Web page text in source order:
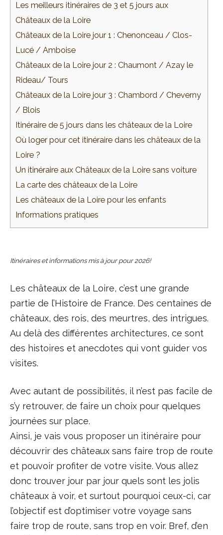
Les meilleurs itinéraires de 3 et 5 jours aux
Châteaux de la Loire
Châteaux de la Loire jour 1 : Chenonceau / Clos-
Lucé / Amboise
Châteaux de la Loire jour 2 : Chaumont / Azay le
Rideau/ Tours
Châteaux de la Loire jour 3 : Chambord / Cheverny
/ Blois
Itinéraire de 5 jours dans les châteaux de la Loire
Où loger pour cet itinéraire dans les châteaux de la
Loire ?
Un itinéraire aux Châteaux de la Loire sans voiture
La carte des châteaux de la Loire
Les châteaux de la Loire pour les enfants
Informations pratiques
Itinéraires et informations mis à jour pour 2026!
Les châteaux de la Loire, c’est une grande
partie de l’Histoire de France. Des centaines de
châteaux, des rois, des meurtres, des intrigues.
Au delà des différentes architectures, ce sont
des histoires et anecdotes qui vont guider vos
visites.
Avec autant de possibilités, il n’est pas facile de
s’y retrouver, de faire un choix pour quelques
journées sur place.
Ainsi, je vais vous proposer un itinéraire pour
découvrir des châteaux sans faire trop de route
et pouvoir profiter de votre visite. Vous allez
donc trouver jour par jour quels sont les jolis
châteaux à voir, et surtout pourquoi ceux-ci, car
l’objectif est d’optimiser votre voyage sans
faire trop de route, sans trop en voir. Bref, d’en